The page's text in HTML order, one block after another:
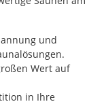
und
Wert auf
in Ihre